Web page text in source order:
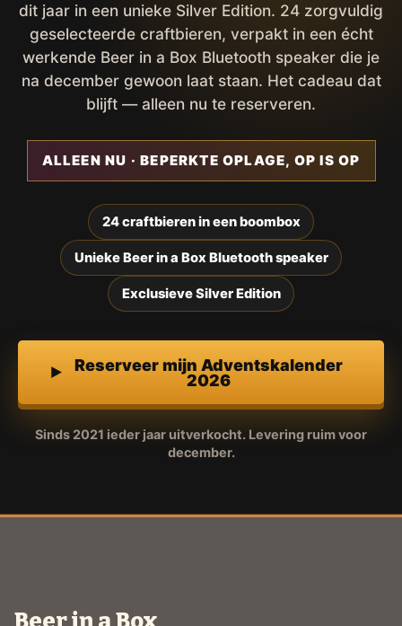
dit jaar in een unieke Silver Edition. 24 zorgvuldig
geselecteerde craftbieren, verpakt in een écht
werkende Beer in a Box Bluetooth speaker die je
na december gewoon laat staan. Het cadeau dat
blijft — alleen nu te reserveren.
ALLEEN NU · BEPERKTE OPLAGE, OP IS OP
24 craftbieren in een boombox
Unieke Beer in a Box Bluetooth speaker
Exclusieve Silver Edition
Reserveer mijn Adventskalender
2026
Sinds 2021 ieder jaar uitverkocht. Levering ruim voor
december.